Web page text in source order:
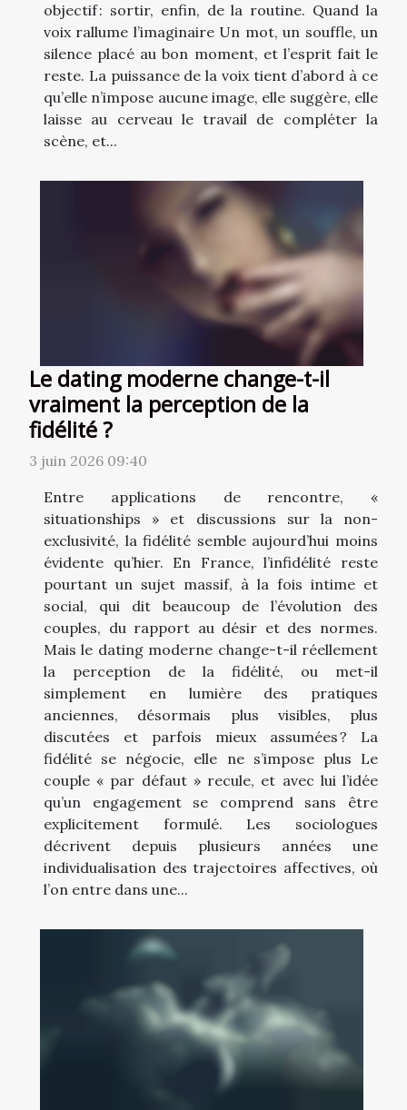
objectif : sortir, enfin, de la routine. Quand la
voix rallume l’imaginaire Un mot, un souffle, un
silence placé au bon moment, et l’esprit fait le
reste. La puissance de la voix tient d’abord à ce
qu’elle n’impose aucune image, elle suggère, elle
laisse au cerveau le travail de compléter la
scène, et...
Le dating moderne change-t-il
vraiment la perception de la
fidélité ?
3 juin 2026 09:40
Entre applications de rencontre, «
situationships » et discussions sur la non-
exclusivité, la fidélité semble aujourd’hui moins
évidente qu’hier. En France, l’infidélité reste
pourtant un sujet massif, à la fois intime et
social, qui dit beaucoup de l’évolution des
couples, du rapport au désir et des normes.
Mais le dating moderne change-t-il réellement
la perception de la fidélité, ou met-il
simplement en lumière des pratiques
anciennes, désormais plus visibles, plus
discutées et parfois mieux assumées ? La
fidélité se négocie, elle ne s’impose plus Le
couple « par défaut » recule, et avec lui l’idée
qu’un engagement se comprend sans être
explicitement formulé. Les sociologues
décrivent depuis plusieurs années une
individualisation des trajectoires affectives, où
l’on entre dans une...